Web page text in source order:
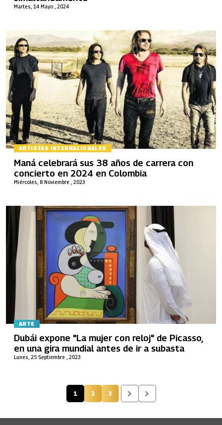
Martes, 14 Mayo , 2024
ARTISTAS INTERNACIONALES
Miércoles, 8 Noviembre , 2023
Maná celebrará sus 38 años de carrera con
concierto en 2024 en Colombia
ARTE
Lunes, 25 Septiembre , 2023
Dubái expone "La mujer con reloj" de Picasso,
en una gira mundial antes de ir a subasta
Página actual
1 Página
2 Página
3